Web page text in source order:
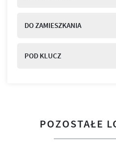
DO ZAMIESZKANIA
POD KLUCZ
POZOSTAŁE